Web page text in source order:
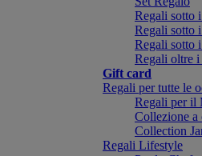
Regali sotto
Regali sotto
Regali sotto
Regali oltre i
Gift card
Regali per tutte le
Regali per il
Collezione a
Collection
Regali Lifestyle